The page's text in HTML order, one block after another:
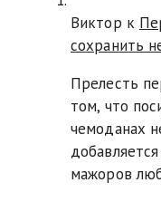
Виктор к
сохранить
Прелесть
том, что
чемоданах
мажоров